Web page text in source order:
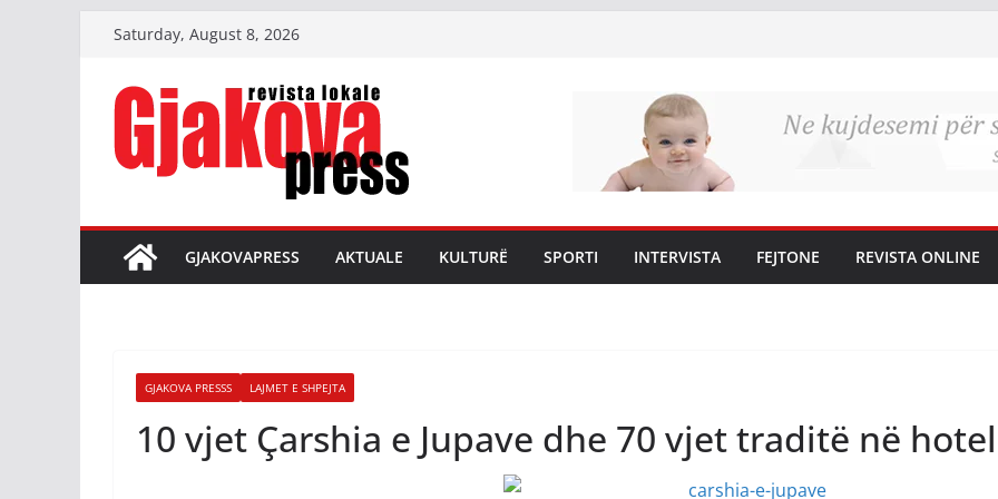
content
Saturday, August 8, 2026
GJAKOVAPRESS AKTUALE KULTURË SPORTI INTERVISTA FEJTONE REVISTA ONLINE
GJAKOVA PRESSS LAJMET E SHPEJTA
10 vjet Çarshia e Jupave dhe 70 vjet traditë në